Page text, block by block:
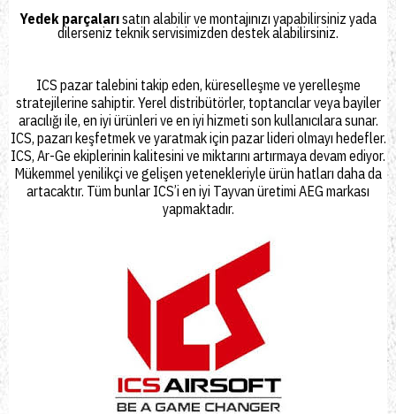
Yedek parçalarısatın alabilir ve montajınızı yapabilirsiniz yada
dilerseniz teknik servisimizden destek alabilirsiniz.
ICS pazar talebini takip eden, küreselleşme ve yerelleşme
stratejilerine sahiptir. Yerel distribütörler, toptancılar veya bayiler
aracılığı ile, en iyi ürünleri ve en iyi hizmeti son kullanıcılara sunar.
ICS, pazarı keşfetmek ve yaratmak için pazar lideri olmayı hedefler.
ICS, Ar-Ge ekiplerinin kalitesini ve miktarını artırmaya devam ediyor.
Mükemmel yenilikçi ve gelişen yetenekleriyle ürün hatları daha da
artacaktır. Tüm bunlar ICS’i en iyi Tayvan üretimi AEG markası
yapmaktadır.